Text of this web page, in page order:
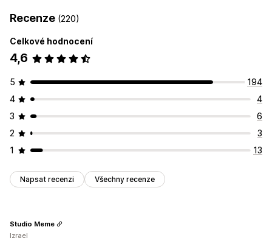
Recenze (220)
Celkové hodnocení
4,6
5
194
4
4
3
6
2
3
1
13
Napsat recenzi Všechny recenze
Studio Meme
Izrael